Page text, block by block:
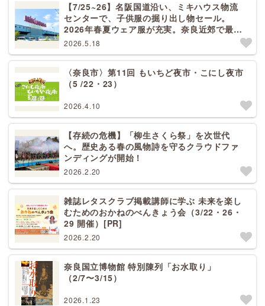
【7/25~26】名阪国道沿い、ミキハウス物流
センターで、子供服の掘り出し物セール。
2026年春夏ウェア服が充実。奈良近郊で最大
規模！天理から27分[PR]
2026.5.18
〈奈良市〉第11回 もいちど夜市・こにし夜市
（5 /22・23）
2026.4.10
【存続の危機】「柳生さくら祭」を次世代
へ。歴史ある春の風物詩を守るクラウドファ
ンディングが開始！
2026.2.20
雑誌レタスクラブ掲載講師に学ぶ 未来を楽し
むためのおかねのべんきょう会（3/22・26・
29 開催）[PR]
2026.2.20
奈良国立博物館 特別陳列「お水取り」
（2/7〜3/15）
2026.1.23